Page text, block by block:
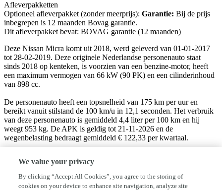
Afleverpakketten
Optioneel afleverpakket (zonder meerprijs): Garantie: Bij de prijs
inbegrepen is 12 maanden Bovag garantie.
Dit afleverpakket bevat: BOVAG garantie (12 maanden)
Deze Nissan Micra komt uit 2018, werd geleverd van 01-01-2017
tot 28-02-2019. Deze originele Nederlandse personenauto staat
sinds 2018 op kenteken, is voorzien van een benzine-motor, heeft
een maximum vermogen van 66 kW (90 PK) en een cilinderinhoud
van 898 cc.
De personenauto heeft een topsnelheid van 175 km per uur en
bereikt vanuit stilstand de 100 km/u in 12,1 seconden. Het verbruik
van deze personenauto is gemiddeld 4,4 liter per 100 km en hij
weegt 953 kg. De APK is geldig tot 21-11-2026 en de
wegenbelasting bedraagt gemiddeld € 122,33 per kwartaal.
onderhoudsbeurt, nieuwe APK keuring, en een volledige re-
conditionering.
We value your privacy
By clicking “Accept All Cookies”, you agree to the storing of
cookies on your device to enhance site navigation, analyze site